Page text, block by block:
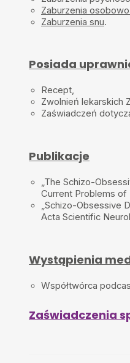
Super wszystko wyjaśnione
????•2025-01-13
Zaburzenia
Zaburzenia snu.
Posiada
Recept,
Zwolnień lekarskich
Zaświadczeń
Publikacje
„The Schizo-
Current Problems of
„Schizo-Obsessive
Acta Scientific
Wystąpienia
Współtwórca
Zaświadczenia